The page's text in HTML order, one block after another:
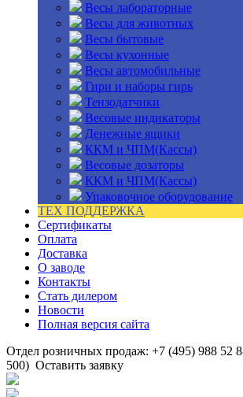
Весы лабораторные
Весы для животных
Весы бытовые
Весы кухонные
Весы автомобильные
Гири и наборы гирь
Тензодатчики
Весовые индикаторы
Денежные ящики
ККМ и ЧПМ(Кассы)
Весовые дозаторы
ККМ и ЧПМ(Кассы)
Упаковочное оборудование
ТЕХ ПОДДЕРЖКА
Сертификаты
Оплата
Доставка
О заводе
Контакты
Стать дилером
Новости
Полная версия сайта
Отдел розничных продаж: +7 (495) 988 52
500) Оставить заявку